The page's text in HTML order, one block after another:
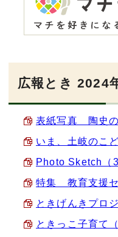
広報とき 2024
表紙写真 陶史
いま、土岐のこ
Photo Sketch（
特集 教育支援セ
ときげんきプロ
ときっこ子育て